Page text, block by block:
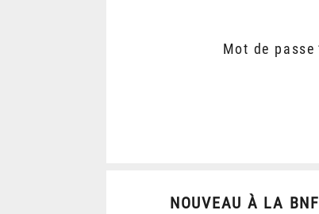
Mot de passe
NOUVEAU À LA